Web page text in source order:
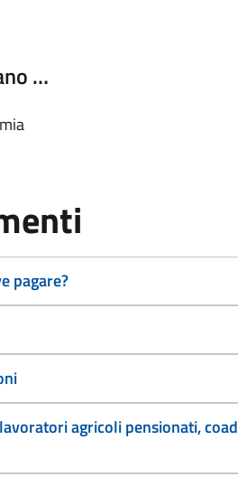
…
pagare?
agricoli pensionati,